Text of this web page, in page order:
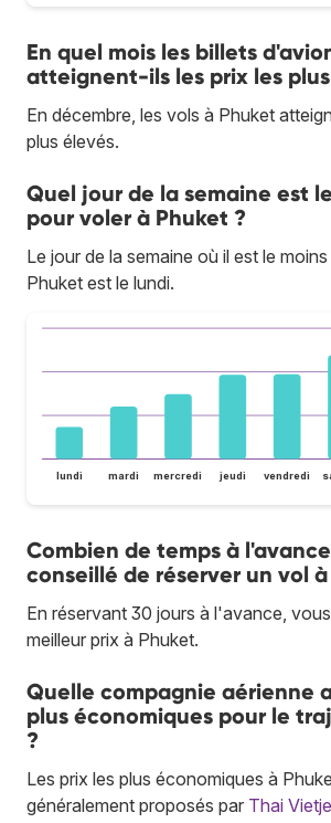
En quel mois les billets
atteignent-ils les prix les
En décembre, les vols à Phuket
plus élevés.
Quel jour de la semaine est
pour voler à Phuket ?
Le jour de la semaine où il est le
Phuket est le lundi.
lundi mardi mercredi jeudi vendredi
Combien de temps à
conseillé de réserver un vol
En réservant 30 jours à l'avance,
meilleur prix à Phuket.
Quelle compagnie aérienne
plus économiques pour le
?
Les prix les plus économiques à
généralement proposés par Thai